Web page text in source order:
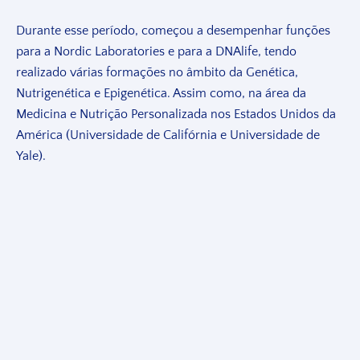
Durante esse período, começou a desempenhar funções
para a Nordic Laboratories e para a DNAlife, tendo
realizado várias formações no âmbito da Genética,
Nutrigenética e Epigenética. Assim como, na área da
Medicina e Nutrição Personalizada nos Estados Unidos da
América (Universidade de Califórnia e Universidade de
Yale).